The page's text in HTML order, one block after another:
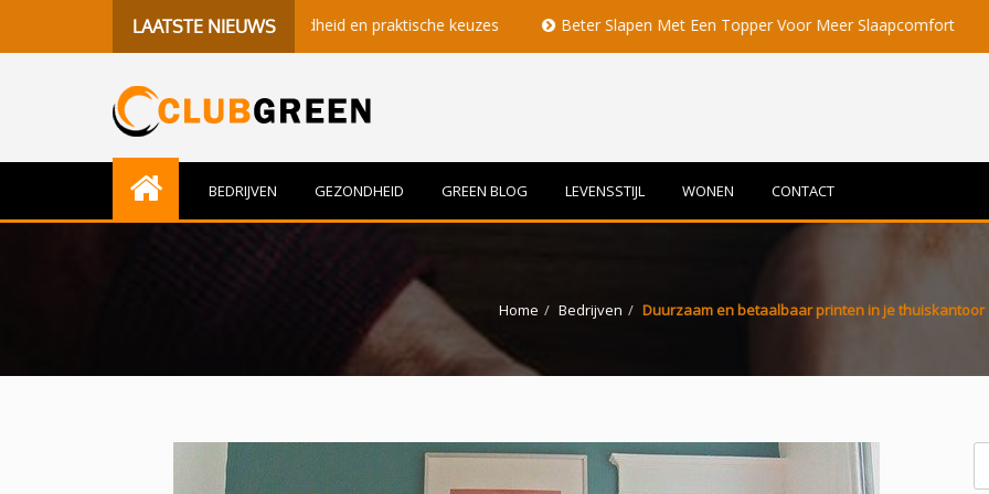
LAATSTE NIEUWS
momenten, gezondheid en praktische keuzes Beter Slapen Met Een Topper Voor Meer Slaapcomfort Volle
BEDRIJVEN GEZONDHEID GREEN BLOG LEVENSSTIJL WONEN CONTACT
Home Bedrijven Duurzaam en betaalbaar printen in je thuiskantoor